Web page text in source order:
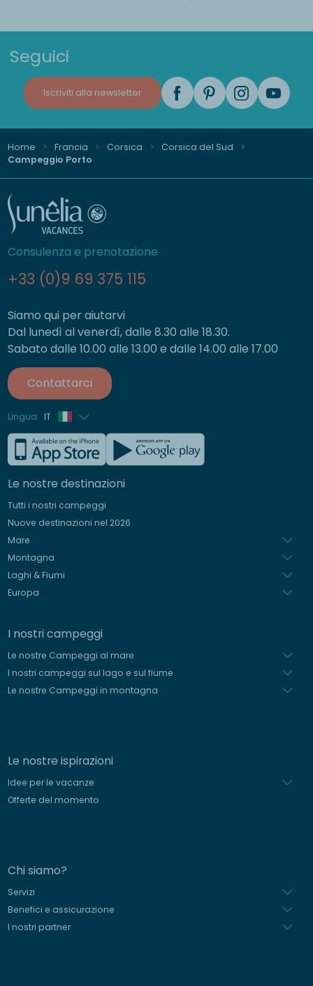
Seguici
Iscriviti alla newsletter
Home Francia Corsica
Corsica del Sud
Campeggio Porto
Consulenza e prenotazione
+33 (0)9 69 375 115
Siamo qui per aiutarvi
Dal lunedì al venerdì, dalle 8.30 alle 18.30.
Sabato dalle 10.00 alle 13.00 e dalle 14.00 alle 17.00
Contattarci
Lingua IT
Francese
Inglese
Tedesco
Spagnolo
Le nostre destinazioni
Tutti i nostri campeggi
Nuove destinazioni nel 2026
Mare
Montagna
Laghi & Fiumi
Europa
I nostri campeggi
Le nostre Campeggi al mare
I nostri campeggi sul lago e sul fiume
Le nostre Campeggi in montagna
Le nostre ispirazioni
Idee per le vacanze
Offerte del momento
Chi siamo?
Servizi
Benefici e assicurazione
I nostri partner